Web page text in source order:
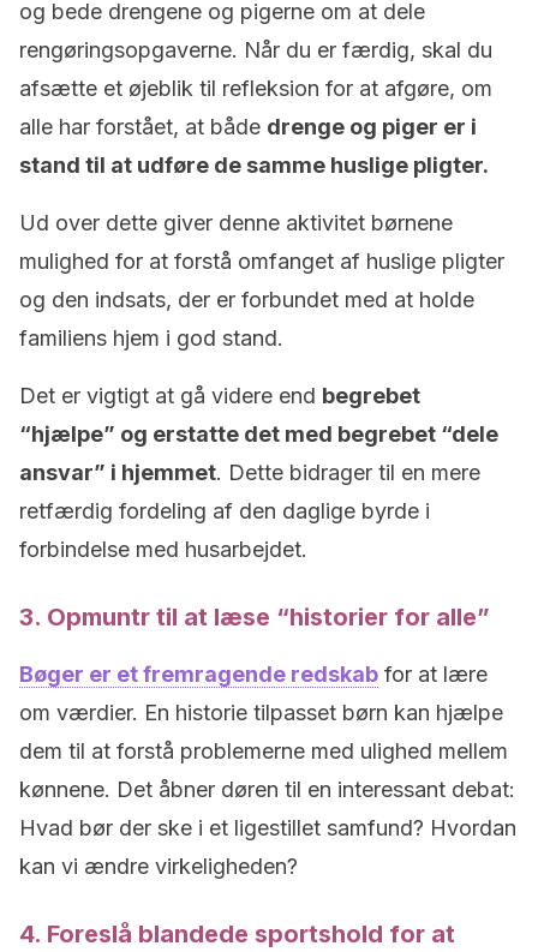
og bede drengene og pigerne om at dele
rengøringsopgaverne. Når du er færdig, skal du
afsætte et øjeblik til refleksion for at afgøre, om
alle har forstået, at både drenge og piger er i
stand til at udføre de samme huslige pligter.
Ud over dette giver denne aktivitet børnene
mulighed for at forstå omfanget af huslige pligter
og den indsats, der er forbundet med at holde
familiens hjem i god stand.
Det er vigtigt at gå videre end begrebet
“hjælpe” og erstatte det med begrebet “dele
ansvar” i hjemmet. Dette bidrager til en mere
retfærdig fordeling af den daglige byrde i
forbindelse med husarbejdet.
3. Opmuntr til at læse “historier for alle”
Bøger er et fremragende redskab for at lære
om værdier. En historie tilpasset børn kan hjælpe
dem til at forstå problemerne med ulighed mellem
kønnene. Det åbner døren til en interessant debat:
Hvad bør der ske i et ligestillet samfund? Hvordan
kan vi ændre virkeligheden?
4. Foreslå blandede sportshold for at